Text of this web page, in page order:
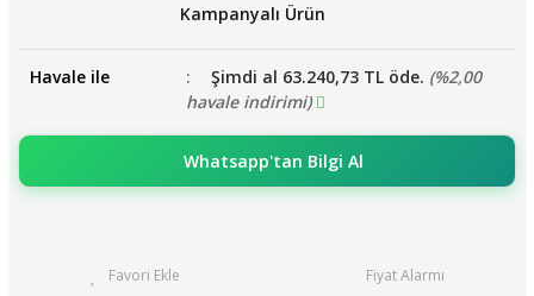
Kampanyalı Ürün
Havale ile Şimdi al 63.240,73 TL öde. (%2,00
havale indirimi)
Whatsapp'tan Bilgi Al
Fiyat Alarmı